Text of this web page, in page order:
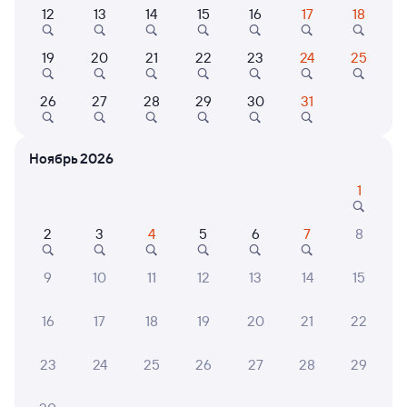
Выберите дату
078Ы Проходящий 7,8
Ярославль
в Абакан
02:56 08:45
5 ч 49 м в пути
Маршрут
от 2 ⁠224 ⁠₽ 3 ⁠814 ⁠₽
Выберите дату
12 13 14 15 16 17 18
19 20 21 22 23 24 25
26 27 28 29 30 31
Ноябрь 2026
1
2 3 4 5 6 7 8
9 10 11 12 13 14 15
16 17 18 19 20 21 22
23 24 25 26 27 28 29